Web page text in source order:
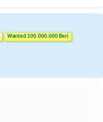
Wanted 100.000.000 Beri